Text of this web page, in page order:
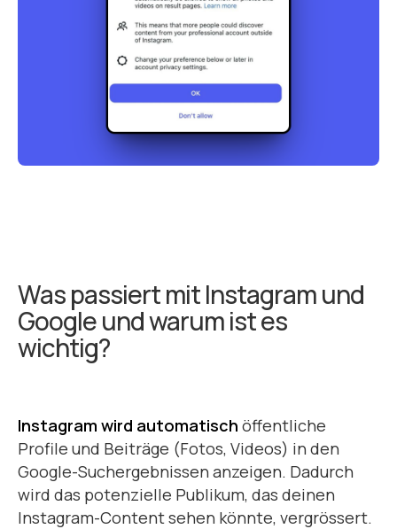
Was passiert mit Instagram und
Google und warum ist es
wichtig?
Instagram wird automatisch öffentliche
Profile und Beiträge (Fotos, Videos) in den
Google-Suchergebnissen anzeigen. Dadurch
wird das potenzielle Publikum, das deinen
Instagram-Content sehen könnte, vergrössert.